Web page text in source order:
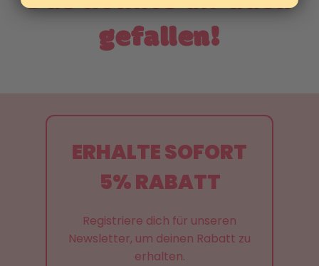
gefallen!
ERHALTE SOFORT
5% RABATT
Registriere dich für unseren
Newsletter, um deinen Rabatt zu
erhalten.